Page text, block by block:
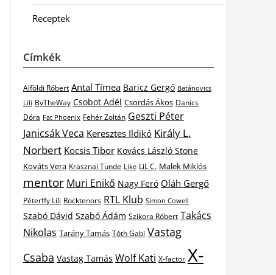
Receptek
Címkék
Alföldi Róbert Antal Tímea Baricz Gergő Batánovics
Lili ByTheWay Csobot Adél Csordás Ákos Danics
Dóra Fat Phoenix Fehér Zoltán Geszti Péter
Janicsák Veca Keresztes Ildikó Király L.
Norbert Kocsis Tibor Kovács László Stone
Kováts Vera Krasznai Tünde Like LiL C. Malek Miklós
mentor Muri Enikő Nagy Feró Oláh Gergő
Péterffy Lili Rocktenors RTL Klub Simon Cowell
Szabó Dávid Szabó Ádám Szikora Róbert Takács
Nikolas Tarány Tamás Tóth Gabi Vastag
Csaba Vastag Tamás Wolf Kati X-factor X-